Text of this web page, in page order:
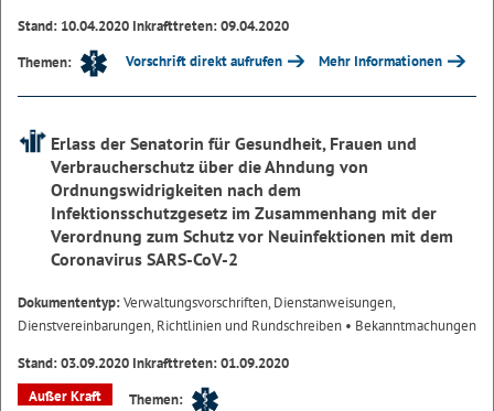
Stand: 10.04.2020 Inkrafttreten: 09.04.2020
Themen:
Vorschrift direkt aufrufen Mehr Informationen
Erlass der Senatorin für Gesundheit, Frauen und
Verbraucherschutz über die Ahndung von
Ordnungswidrigkeiten nach dem
Infektionsschutzgesetz im Zusammenhang mit der
Verordnung zum Schutz vor Neuinfektionen mit dem
Coronavirus SARS-CoV-2
Dokumententyp:Verwaltungsvorschriften, Dienstanweisungen,
Dienstvereinbarungen, Richtlinien und Rundschreiben • Bekanntmachungen
Stand: 03.09.2020 Inkrafttreten: 01.09.2020
Außer Kraft
Themen: